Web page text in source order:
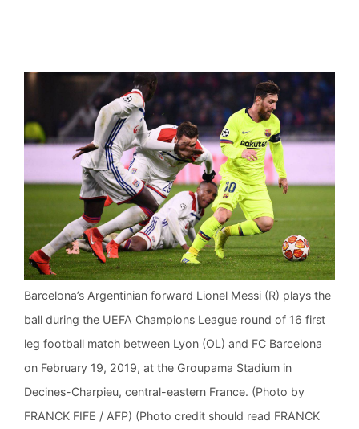
Barcelona’s Argentinian forward Lionel Messi (R) plays the
ball during the UEFA Champions League round of 16 first
leg football match between Lyon (OL) and FC Barcelona
on February 19, 2019, at the Groupama Stadium in
Decines-Charpieu, central-eastern France. (Photo by
FRANCK FIFE / AFP) (Photo credit should read FRANCK